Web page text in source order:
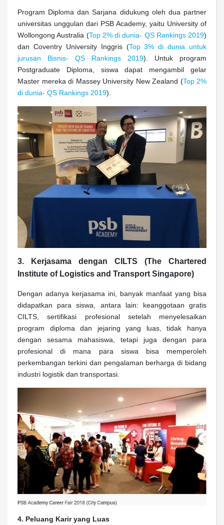
Program Diploma dan Sarjana didukung oleh dua partner
universitas unggulan dari PSB Academy, yaitu University of
Wollongong Australia (Top 2% di dunia- QS Rankings 2019)
dan Coventry University Inggris (Top 3% di dunia untuk
jurusan Bisnis- QS Rankings 2019). Untuk program
Postgraduate Diploma, siswa dapat mengambil gelar
Master mereka di Massey University New Zealand (Top 2%
di dunia- QS Rankings 2019).
3. Kerjasama dengan CILTS (The Chartered
Institute of Logistics and Transport Singapore)
Dengan adanya kerjasama ini, banyak manfaat yang bisa
didapatkan para siswa, antara lain: keanggotaan gratis
CILTS, sertifikasi profesional setelah menyelesaikan
program diploma dan jejaring yang luas, tidak hanya
dengan sesama mahasiswa, tetapi juga dengan para
profesional di mana para siswa bisa memperoleh
perkembangan terkini dan pengalaman berharga di bidang
industri logistik dan transportasi.
4. Peluang Karir yang Luas